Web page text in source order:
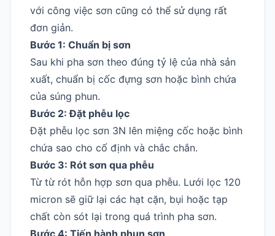
với công việc sơn cũng có thể sử dụng rất
đơn giản.
Bước 1: Chuẩn bị sơn
Sau khi pha sơn theo đúng tỷ lệ của nhà sản
xuất, chuẩn bị cốc đựng sơn hoặc bình chứa
của súng phun.
Bước 2: Đặt phễu lọc
Đặt phễu lọc sơn 3N lên miệng cốc hoặc bình
chứa sao cho cố định và chắc chắn.
Bước 3: Rót sơn qua phễu
Từ từ rót hỗn hợp sơn qua phễu. Lưới lọc 120
micron sẽ giữ lại các hạt cặn, bụi hoặc tạp
chất còn sót lại trong quá trình pha sơn.
Bước 4: Tiến hành phun sơn